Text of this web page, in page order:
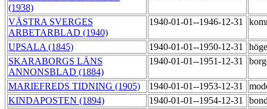
(1938)
VÄSTRA SVERGES
ARBETARBLAD (1940)
1940-01-01--1946-12-31
UPSALA (1845) 1940-01-01--1950-12-31
SKARABORGS LÄNS
ANNONSBLAD (1884)
1940-01-01--1951-12-31
MARIEFREDS TIDNING (1905) 1940-01-01--1953-12-31
KINDAPOSTEN (1894)
1940-01-01--1954-12-31